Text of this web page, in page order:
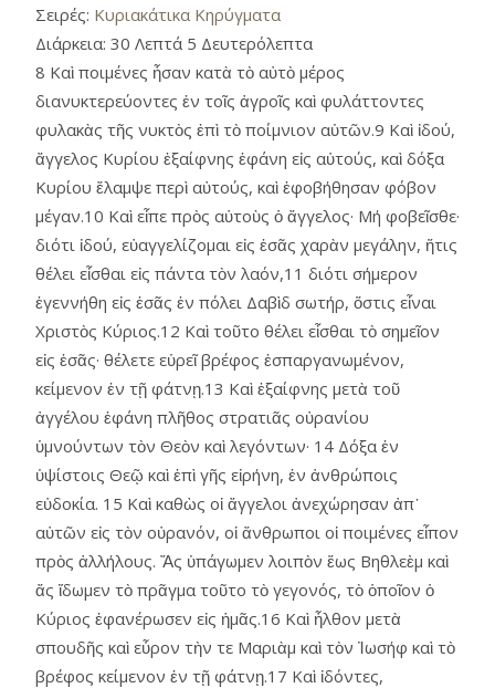
Σειρές: Κυριακάτικα Κηρύγματα
Διάρκεια: 30 Λεπτά 5 Δευτερόλεπτα
8 Καὶ ποιμένες ἦσαν κατὰ τὸ αὐτὸ μέρος
διανυκτερεύοντες ἐν τοῖς ἀγροῖς καὶ φυλάττοντες
φυλακὰς τῆς νυκτὸς ἐπὶ τὸ ποίμνιον αὑτῶν.9 Καὶ ἰδού,
ἄγγελος Κυρίου ἐξαίφνης ἐφάνη εἰς αὐτούς, καὶ δόξα
Κυρίου ἔλαμψε περὶ αὐτούς, καὶ ἐφοβήθησαν φόβον
μέγαν.10 Καὶ εἶπε πρὸς αὐτοὺς ὁ ἄγγελος· Μή φοβεῖσθε·
διότι ἰδού, εὐαγγελίζομαι εἰς ἐσᾶς χαρὰν μεγάλην, ἥτις
θέλει εἶσθαι εἰς πάντα τὸν λαόν,11 διότι σήμερον
ἐγεννήθη εἰς ἐσᾶς ἐν πόλει Δαβὶδ σωτήρ, ὅστις εἶναι
Χριστὸς Κύριος.12 Καὶ τοῦτο θέλει εἶσθαι τὸ σημεῖον
εἰς ἐσᾶς· θέλετε εὑρεῖ βρέφος ἐσπαργανωμένον,
κείμενον ἐν τῇ φάτνῃ.13 Καὶ ἐξαίφνης μετὰ τοῦ
ἀγγέλου ἐφάνη πλῆθος στρατιᾶς οὐρανίου
ὑμνούντων τὸν Θεὸν καὶ λεγόντων· 14 Δόξα ἐν
ὑψίστοις Θεῷ καὶ ἐπὶ γῆς εἰρήνη, ἐν ἀνθρώποις
εὐδοκία. 15 Καὶ καθὼς οἱ ἄγγελοι ἀνεχώρησαν ἀπ᾿
αὐτῶν εἰς τὸν οὐρανόν, οἱ ἄνθρωποι οἱ ποιμένες εἶπον
πρὸς ἀλλήλους. Ἄς ὑπάγωμεν λοιπὸν ἕως Βηθλεὲμ καὶ
ἄς ἴδωμεν τὸ πρᾶγμα τοῦτο τὸ γεγονός, τὸ ὁποῖον ὁ
Κύριος ἐφανέρωσεν εἰς ἡμᾶς.16 Καὶ ἦλθον μετὰ
σπουδῆς καὶ εὗρον τὴν τε Μαριὰμ καὶ τὸν Ἰωσήφ καὶ τὸ
βρέφος κείμενον ἐν τῇ φάτνῃ.17 Καὶ ἰδόντες,